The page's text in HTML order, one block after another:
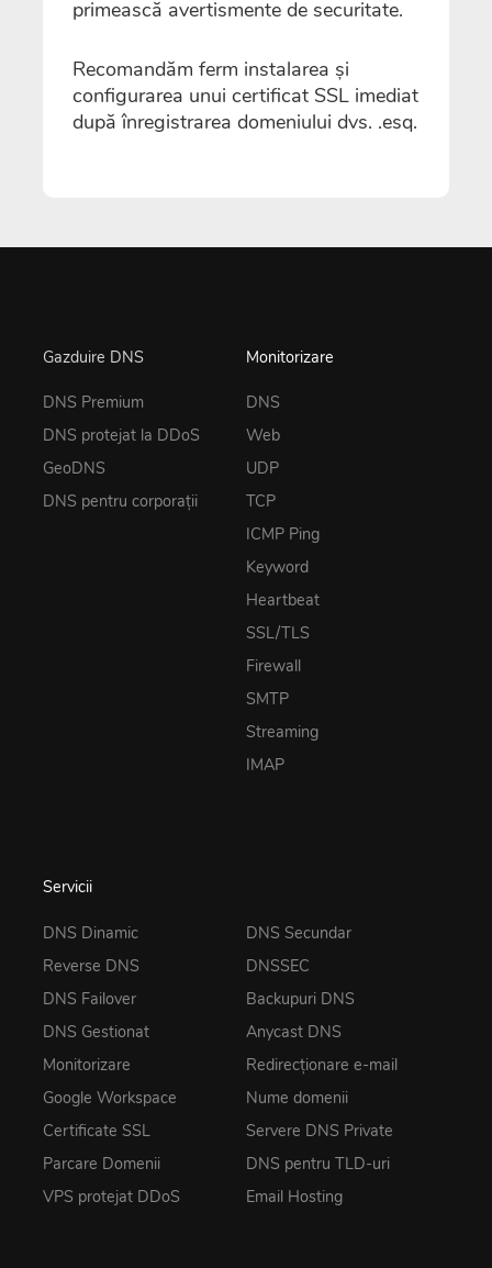
primească avertismente de securitate.
Recomandăm ferm instalarea și
configurarea unui certificat SSL imediat
după înregistrarea domeniului dvs. .esq.
Gazduire DNS
DNS Premium
DNS protejat la DDoS
GeoDNS
DNS pentru corporații
Monitorizare
DNS
Web
UDP
TCP
ICMP Ping
Keyword
Heartbeat
SSL/TLS
Firewall
SMTP
Streaming
IMAP
Servicii
DNS Dinamic
Reverse DNS
DNS Failover
DNS Gestionat
Monitorizare
Google Workspace
Certificate SSL
Parcare Domenii
VPS protejat DDoS
DNS Secundar
DNSSEC
Backupuri DNS
Anycast DNS
Redirecționare e-mail
Nume domenii
Servere DNS Private
DNS pentru TLD-uri
Email Hosting